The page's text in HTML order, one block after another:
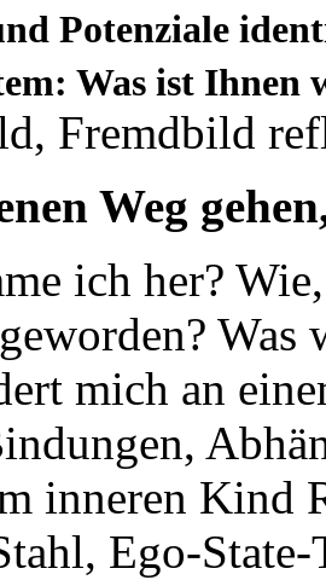
Potenziale
Was ist Ihnen
Fremdbild
Weg
ich her?
mich an
inneren Kind
Ego-